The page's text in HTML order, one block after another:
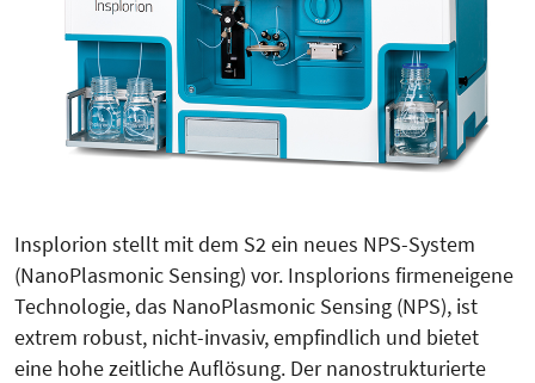
Insplorion stellt mit dem S2 ein neues NPS-System
(NanoPlasmonic Sensing) vor. Insplorions firmeneigene
Technologie, das NanoPlasmonic Sensing (NPS), ist
extrem robust, nicht-invasiv, empfindlich und bietet
eine hohe zeitliche Auflösung. Der nanostrukturierte